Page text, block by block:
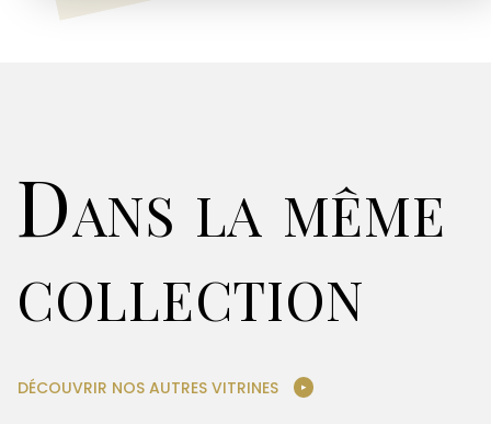
Dans la même
collection
DÉCOUVRIR NOS AUTRES VITRINES